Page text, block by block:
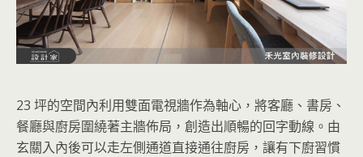
23 坪的空間內利用雙面電視牆作為軸心，將客廳、書房、
餐廳與廚房圍繞著主牆佈局，創造出順暢的回字動線。由
玄關入內後可以走左側通道直接通往廚房，讓有下廚習慣